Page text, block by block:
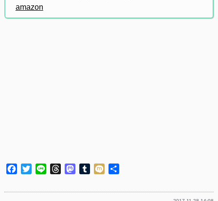
amazon
Facebook
TwitterLine ThreadsMastodon
Tumblr
Mixi